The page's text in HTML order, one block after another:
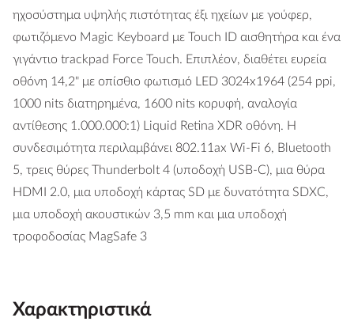
ηχοσύστημα υψηλής πιστότητας έξι ηχείων με γούφερ,
φωτιζόμενο Magic Keyboard με Touch ID αισθητήρα και ένα
γιγάντιο trackpad Force Touch. Επιπλέον, διαθέτει ευρεία
οθόνη 14,2" με οπίσθιο φωτισμό LED 3024x1964 (254 ppi,
1000 nits διατηρημένα, 1600 nits κορυφή, αναλογία
αντίθεσης 1.000.000:1) Liquid Retina XDR οθόνη. Η
συνδεσιμότητα περιλαμβάνει 802.11ax Wi-Fi 6, Bluetooth
5, τρεις θύρες Thunderbolt 4 (υποδοχή USB-C), μια θύρα
HDMI 2.0, μια υποδοχή κάρτας SD με δυνατότητα SDXC,
μια υποδοχή ακουστικών 3,5 mm και μια υποδοχή
τροφοδοσίας MagSafe 3
Χαρακτηριστικά